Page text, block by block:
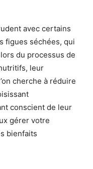
avec certains
figues séchées, qui
du processus de
leur
cherche à réduire
conscient de leur
gérer votre
bienfaits